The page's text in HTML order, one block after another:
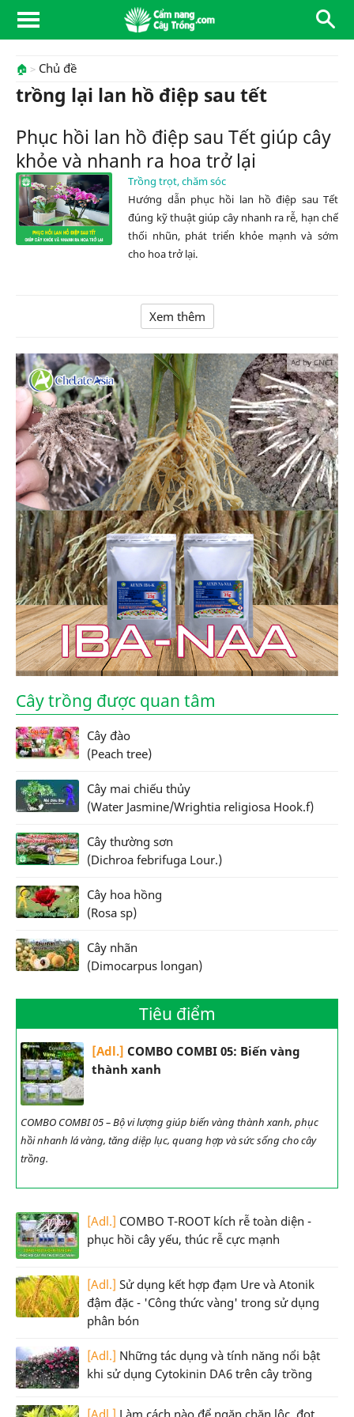
🏠 Chủ đề
trồng lại lan hồ điệp sau tết
Phục hồi lan hồ điệp sau Tết giúp cây
khỏe và nhanh ra hoa trở lại
Trồng trọt, chăm sóc
Hướng dẫn phục hồi lan hồ điệp sau Tết
đúng kỹ thuật giúp cây nhanh ra rễ, hạn chế
thối nhũn, phát triển khỏe mạnh và sớm
cho hoa trở lại.
Xem thêm
Ad by CNCT
Cây trồng được quan tâm
Cây đào
(Peach tree)
Cây mai chiếu thủy
(Water Jasmine/Wrightia religiosa Hook.f)
Cây thường sơn
(Dichroa febrifuga Lour.)
Cây hoa hồng
(Rosa sp)
Cây nhãn
(Dimocarpus longan)
Tiêu điểm
[Adl.] COMBO COMBI 05: Biến vàng
thành xanh
COMBO COMBI 05 – Bộ vi lượng giúp biến vàng thành xanh, phục
hồi nhanh lá vàng, tăng diệp lục, quang hợp và sức sống cho cây
trồng.
[Adl.] COMBO T-ROOT kích rễ toàn diện -
phục hồi cây yếu, thúc rễ cực mạnh
[Adl.] Sử dụng kết hợp đạm Ure và Atonik
đậm đặc - 'Công thức vàng' trong sử dụng
phân bón
[Adl.] Những tác dụng và tính năng nổi bật
khi sử dụng Cytokinin DA6 trên cây trồng
[Adl.] Làm cách nào để ngăn chặn lộc, đọt